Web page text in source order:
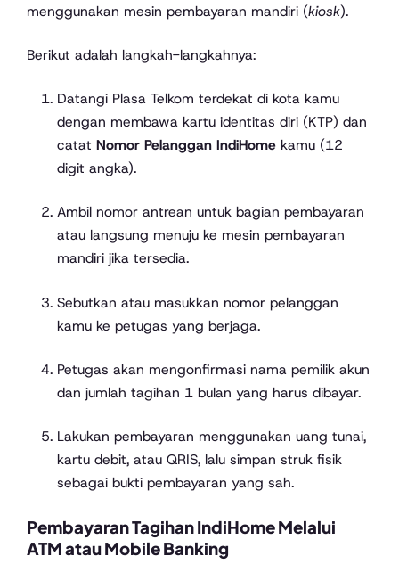
menggunakan mesin pembayaran mandiri (kiosk).
Berikut adalah langkah-langkahnya:
Datangi Plasa Telkom terdekat di kota kamu
dengan membawa kartu identitas diri (KTP) dan
catat Nomor Pelanggan IndiHomekamu (12
digit angka).
Ambil nomor antrean untuk bagian pembayaran
atau langsung menuju ke mesin pembayaran
mandiri jika tersedia.
Sebutkan atau masukkan nomor pelanggan
kamu ke petugas yang berjaga.
Petugas akan mengonfirmasi nama pemilik akun
dan jumlah tagihan 1 bulan yang harus dibayar.
Lakukan pembayaran menggunakan uang tunai,
kartu debit, atau QRIS, lalu simpan struk fisik
sebagai bukti pembayaran yang sah.
Pembayaran Tagihan IndiHome Melalui
ATM atau Mobile Banking